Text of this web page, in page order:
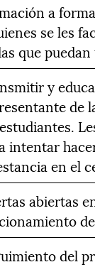
a
se les
que
y
de
intentar
en el
abiertas
del